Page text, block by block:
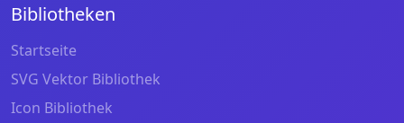
Bibliotheken
Startseite
SVG Vektor Bibliothek
Icon Bibliothek